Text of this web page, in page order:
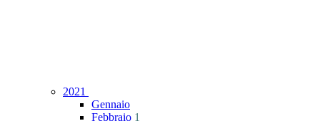
2021
Gennaio
Febbraio 1